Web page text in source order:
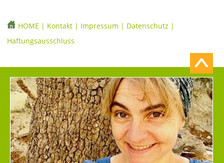
HOME | Kontakt | Impressum | Datenschutz |
Haftungsausschluss